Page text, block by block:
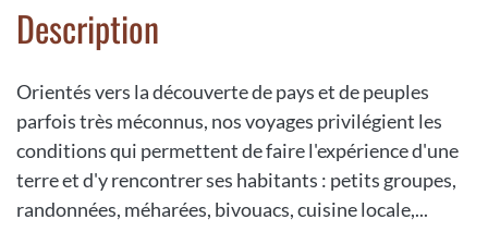
Description
Orientés vers la découverte de pays et de peuples
parfois très méconnus, nos voyages privilégient les
conditions qui permettent de faire l'expérience d'une
terre et d'y rencontrer ses habitants : petits groupes,
randonnées, méharées, bivouacs, cuisine locale,...